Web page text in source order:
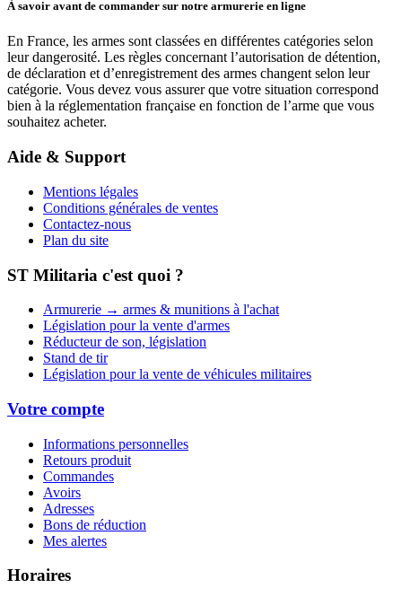
À savoir avant de commander sur notre armurerie en ligne
En France, les armes sont classées en différentes catégories selon
leur dangerosité. Les règles concernant l’autorisation de détention,
de déclaration et d’enregistrement des armes changent selon leur
catégorie. Vous devez vous assurer que votre situation correspond
bien à la réglementation française en fonction de l’arme que vous
souhaitez acheter.
Aide & Support
Mentions légales
Conditions générales de ventes
Contactez-nous
Plan du site
ST Militaria c'est quoi ?
Armurerie → armes & munitions à l'achat
Législation pour la vente d'armes
Réducteur de son, législation
Stand de tir
Législation pour la vente de véhicules militaires
Votre compte
Informations personnelles
Retours produit
Commandes
Avoirs
Adresses
Bons de réduction
Mes alertes
Horaires